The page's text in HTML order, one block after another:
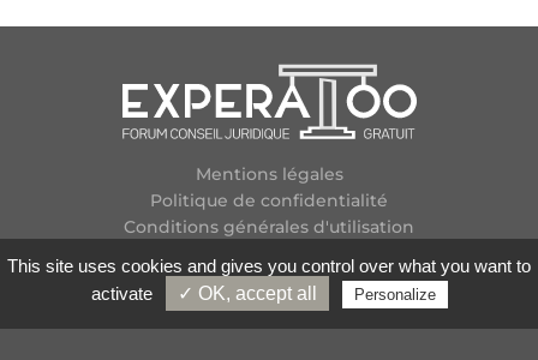
Mentions légales
Politique de confidentialité
Conditions générales d'utilisation
Contactez-nous
Flux RSS
Copyright
2026 Experatoo.com - Tous droits réservés
This site uses cookies and gives you control over what you want to
activate
✓ OK, accept all Personalize